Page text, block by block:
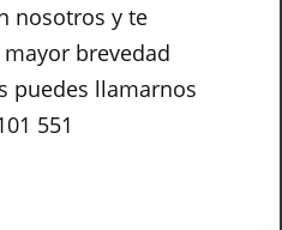
nosotros y te
brevedad
puedes llamarnos
551